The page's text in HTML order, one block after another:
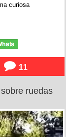
11
ruedas